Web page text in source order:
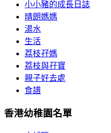
小小豬的成長日誌
晴朗媽媽
湯水
生活
荔枝孖媽
荔枝與孖寶
親子好去處
食譜
香港幼稚園名單